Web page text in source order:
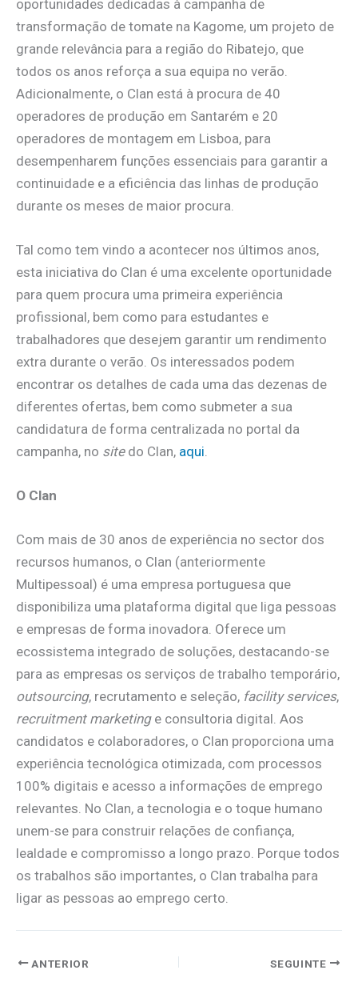
oportunidades dedicadas à campanha de
transformação de tomate na Kagome, um projeto de
grande relevância para a região do Ribatejo, que
todos os anos reforça a sua equipa no verão.
Adicionalmente, o Clan está à procura de 40
operadores de produção em Santarém e 20
operadores de montagem em Lisboa, para
desempenharem funções essenciais para garantir a
continuidade e a eficiência das linhas de produção
durante os meses de maior procura.
Tal como tem vindo a acontecer nos últimos anos,
esta iniciativa do Clan é uma excelente oportunidade
para quem procura uma primeira experiência
profissional, bem como para estudantes e
trabalhadores que desejem garantir um rendimento
extra durante o verão. Os interessados podem
encontrar os detalhes de cada uma das dezenas de
diferentes ofertas, bem como submeter a sua
candidatura de forma centralizada no portal da
campanha, no sitedo Clan, aqui
O Clan
Com mais de 30 anos de experiência no sector dos
recursos humanos, o Clan (anteriormente
Multipessoal) é uma empresa portuguesa que
disponibiliza uma plataforma digital que liga pessoas
e empresas de forma inovadora. Oferece um
ecossistema integrado de soluções, destacando-se
para as empresas os serviços de trabalho temporário,
outsourcing, recrutamento e seleção, facility services,
recruitment marketinge consultoria digital. Aos
candidatos e colaboradores, o Clan proporciona uma
experiência tecnológica otimizada, com processos
100% digitais e acesso a informações de emprego
relevantes. No Clan, a tecnologia e o toque humano
unem-se para construir relações de confiança,
lealdade e compromisso a longo prazo. Porque todos
os trabalhos são importantes, o Clan trabalha para
ligar as pessoas ao emprego certo.
ANTERIOR SEGUINTE